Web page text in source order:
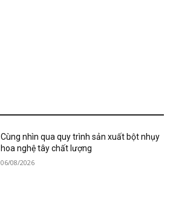
Cùng nhìn qua quy trình sản xuất bột nhụy
hoa nghệ tây chất lượng
06/08/2026